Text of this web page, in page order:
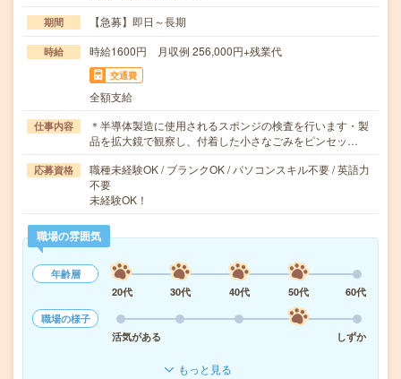
期間 【急募】即日～長期
時給 時給1600円 月収例 256,000円+残業代
交通費
全額支給
仕事内容
＊半導体製造に使用されるスポンジの検査を行います・製
品を拡大鏡で観察し、付着した小さなごみをピンセッ…
応募資格
職種未経験OK / ブランクOK / パソコンスキル不要 / 英語力
不要
未経験OK！
職場の雰囲気
年齢層
20代
30代 40代 50代
60代
職場の様子
活気がある
しずか
もっと見る